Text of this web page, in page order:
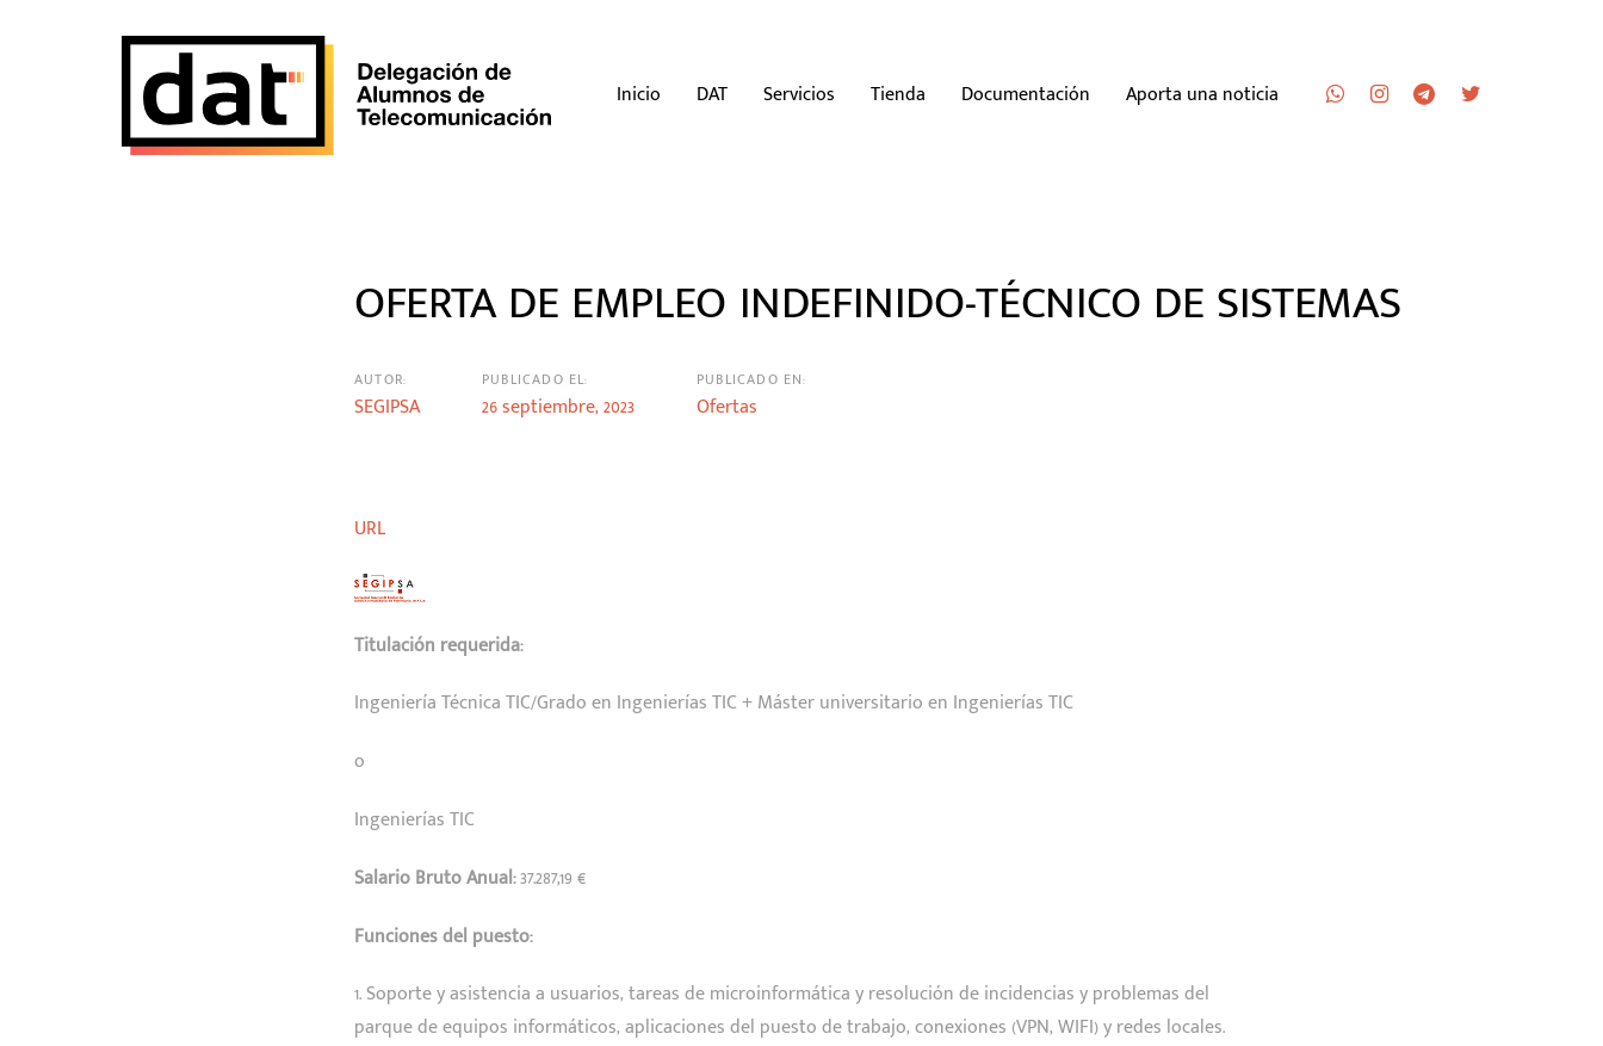
Inicio DAT Servicios Tienda Documentación Aporta una noticia
OFERTA DE EMPLEO INDEFINIDO-TÉCNICO DE SISTEMAS
AUTOR:
SEGIPSA
PUBLICADO EL:
26 septiembre, 2023
PUBLICADO EN:
Ofertas
URL
Titulación requerida:
Ingeniería Técnica TIC/Grado en Ingenierías TIC + Máster universitario en Ingenierías TIC
o
Ingenierías TIC
Salario Bruto Anual:37.287,19 €
Funciones del puesto:
1. Soporte y asistencia a usuarios, tareas de microinformática y resolución de incidencias y problemas del
parque de equipos informáticos, aplicaciones del puesto de trabajo, conexiones (VPN, WIFI) y redes locales.
Post
navigation